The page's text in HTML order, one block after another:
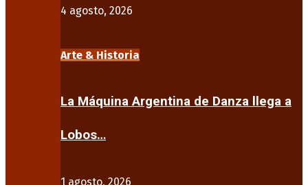
4 agosto, 2026
Arte & Historia
La Máquina Argentina de Danza llega a
Lobos…
1 agosto, 2026